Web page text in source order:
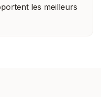
les meilleurs